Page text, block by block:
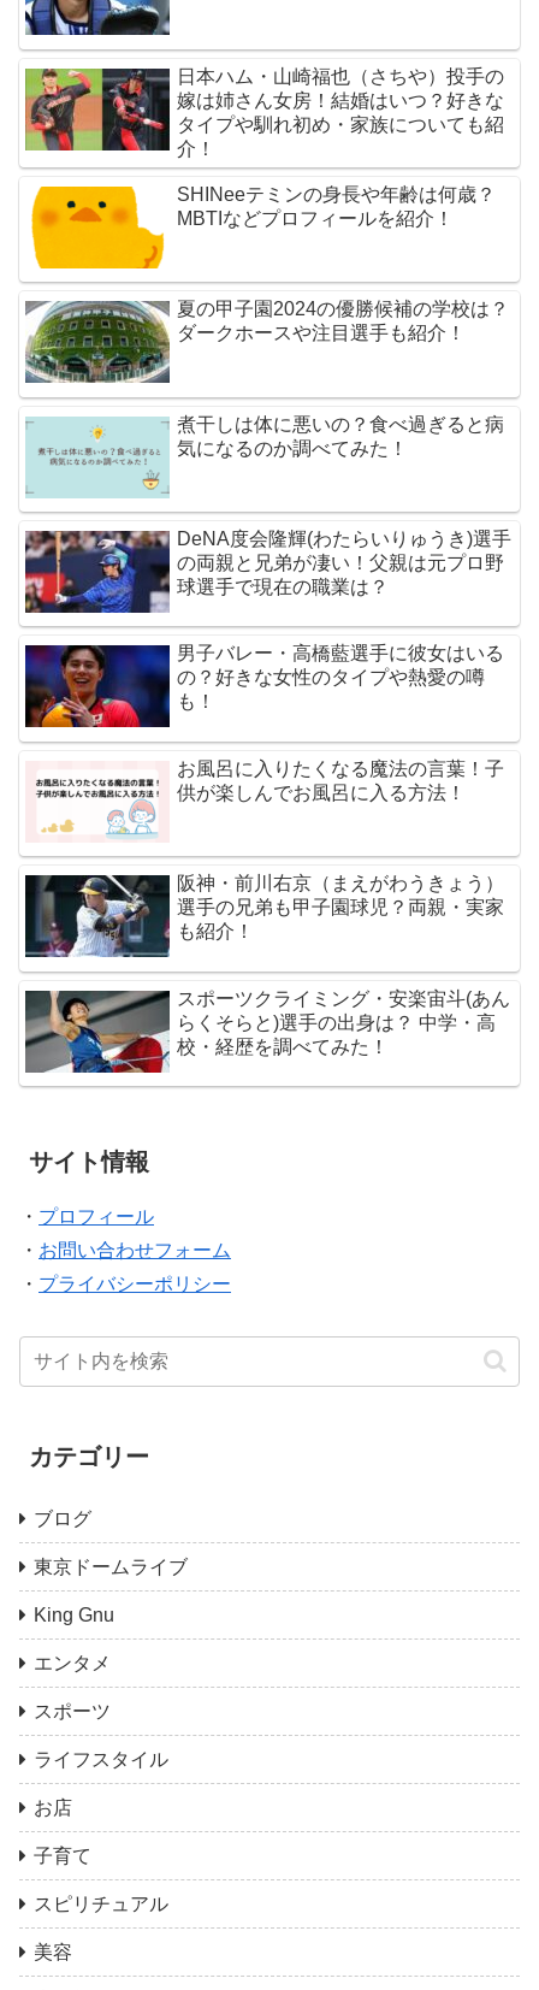
日本ハム・山崎福也（さちや）投手の
嫁は姉さん女房！結婚はいつ？好きな
タイプや馴れ初め・家族についても紹
介！
SHINeeテミンの身長や年齢は何歳？
MBTIなどプロフィールを紹介！
夏の甲子園2024の優勝候補の学校は？
ダークホースや注目選手も紹介！
煮干しは体に悪いの？食べ過ぎると病
気になるのか調べてみた！
DeNA度会隆輝(わたらいりゅうき)選手
の両親と兄弟が凄い！父親は元プロ野
球選手で現在の職業は？
男子バレー・高橋藍選手に彼女はいる
の？好きな女性のタイプや熱愛の噂
も！
お風呂に入りたくなる魔法の言葉！子
供が楽しんでお風呂に入る方法！
阪神・前川右京（まえがわうきょう）
選手の兄弟も甲子園球児？両親・実家
も紹介！
スポーツクライミング・安楽宙斗(あん
らくそらと)選手の出身は？ 中学・高
校・経歴を調べてみた！
サイト情報
・ プロフィール
・ お問い合わせフォーム
・ プライバシーポリシー
カテゴリー
ブログ
東京ドームライブ
King Gnu
エンタメ
スポーツ
ライフスタイル
お店
子育て
スピリチュアル
美容